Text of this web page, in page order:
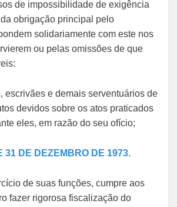
de impossibilidade de exigência
obrigação principal pelo
solidariamente com este nos
ou pelas omissões de que
escrivães e demais serventuários de
devidos sobre os atos praticados
eles, em razão do seu ofício;
31 DE DEZEMBRO DE 1973.
de suas funções, cumpre aos
fazer rigorosa fiscalização do